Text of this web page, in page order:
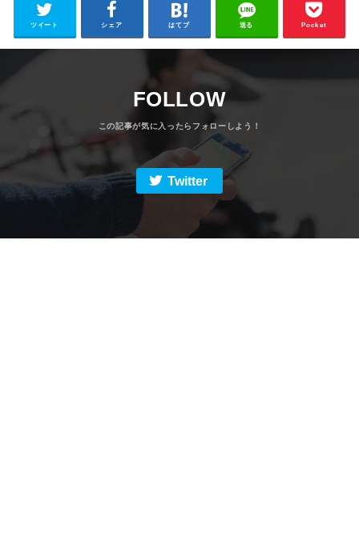
ツイート シェア はてブ 送る Pocket
FOLLOW
Twitter